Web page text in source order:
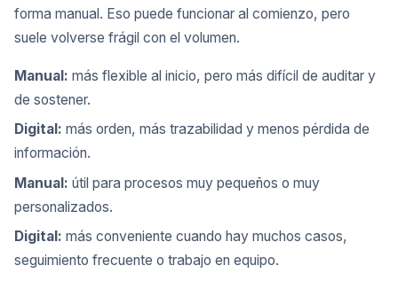
forma manual. Eso puede funcionar al comienzo, pero
suele volverse frágil con el volumen.
Manual: más flexible al inicio, pero más difícil de auditar y
de sostener.
Digital: más orden, más trazabilidad y menos pérdida de
información.
Manual: útil para procesos muy pequeños o muy
personalizados.
Digital: más conveniente cuando hay muchos casos,
seguimiento frecuente o trabajo en equipo.